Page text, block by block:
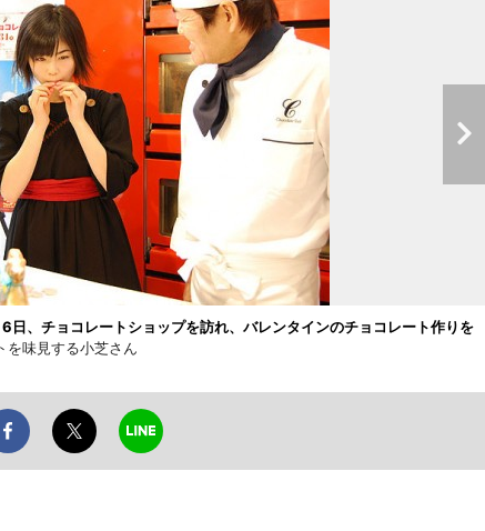
、チョコレートショップを訪れ、バレンタインのチョコレート作りを
を味見する小芝さん